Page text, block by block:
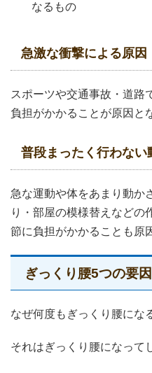
なるもの
急激な衝撃による原因
スポーツや交通事故・道路
負担がかかることが原因と
普段まったく行わな
急な運動や体をあまり動か
り・部屋の模様替えなどの
節に負担がかかることも原
ぎっくり腰5つの要因
なぜ何度もぎっくり腰にな
それはぎっくり腰になって